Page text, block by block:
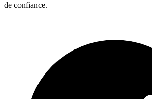
de confiance.